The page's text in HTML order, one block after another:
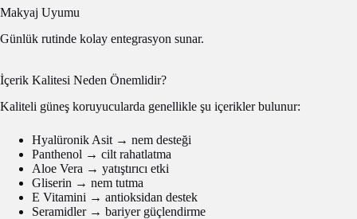
Makyaj Uyumu
Günlük rutinde kolay entegrasyon sunar.
İçerik Kalitesi Neden Önemlidir?
Kaliteli güneş koruyucularda genellikle şu içerikler bulunur:
Hyalüronik Asit → nem desteği
Panthenol → cilt rahatlatma
Aloe Vera → yatıştırıcı etki
Gliserin → nem tutma
E Vitamini → antioksidan destek
Seramidler → bariyer güçlendirme